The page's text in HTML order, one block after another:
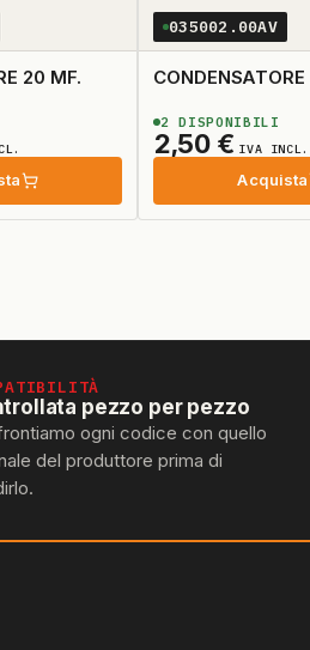
20 MF.
035002.00AV
2,50 € IVA INCL.
Acquista
2 DISPONIBILI
pezzo per pezzo
ogni codice con quello
del produttore prima di